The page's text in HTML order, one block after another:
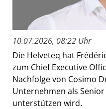
10.07.2026, 08:22 Uhr
Die Helveteq hat
zum Chief Executive
Nachfolge von Cosimo
Unternehmen als
unterstützen wird.